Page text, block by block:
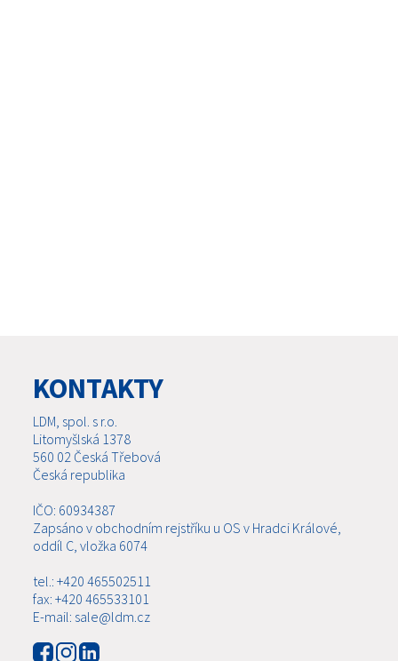
KONTAKTY
LDM, spol. s r.o.
Litomyšlská 1378
560 02 Česká Třebová
Česká republika
IČO: 60934387
Zapsáno v obchodním rejstříku u OS v Hradci Králové,
oddíl C, vložka 6074
tel.: +420 465502511
fax: +420 465533101
E-mail: sale@ldm.cz